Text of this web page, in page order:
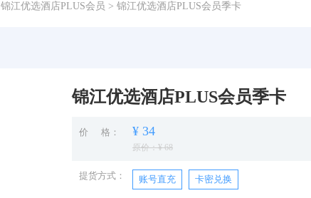
锦江优选酒店PLUS会员 > 锦江优选酒店PLUS会员季卡
锦江优选酒店PLUS会员季卡
价 格： ¥ 34
原价：¥ 68
提货方式： 账号直充 卡密兑换